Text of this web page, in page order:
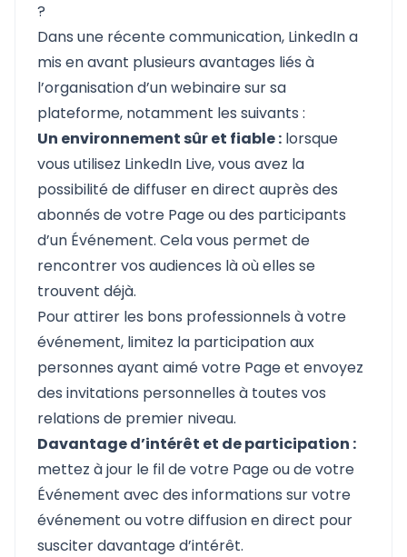
?
Dans une récente communication, LinkedIn a
mis en avant plusieurs avantages liés à
l’organisation d’un webinaire sur sa
plateforme, notamment les suivants :
Un environnement sûr et fiable : lorsque
vous utilisez LinkedIn Live, vous avez la
possibilité de diffuser en direct auprès des
abonnés de votre Page ou des participants
d’un Événement. Cela vous permet de
rencontrer vos audiences là où elles se
trouvent déjà.
Pour attirer les bons professionnels à votre
événement, limitez la participation aux
personnes ayant aimé votre Page et envoyez
des invitations personnelles à toutes vos
relations de premier niveau.
Davantage d’intérêt et de participation :
mettez à jour le fil de votre Page ou de votre
Événement avec des informations sur votre
événement ou votre diffusion en direct pour
susciter davantage d’intérêt.